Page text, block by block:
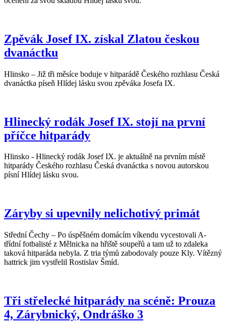
Zpěvák Josef IX. získal Zlatou českou
dvanáctku
Hlinsko – Již tři měsíce boduje v hitparádě Českého rozhlasu Česká
dvanáctka píseň Hlídej lásku svou zpěváka Josefa IX.
Hlinecký rodák Josef IX. stojí na první
příčce hitparády
Hlinsko - Hlinecký rodák Josef IX. je aktuálně na prvním místě
hitparády Českého rozhlasu Česká dvanáctka s novou autorskou
písní Hlídej lásku svou.
Záryby si upevnily nelichotivý primát
Střední Čechy – Po úspěšném domácím víkendu vycestovali A-
třídní fotbalisté z Mělnicka na hřiště soupeřů a tam už to zdaleka
taková hitparáda nebyla. Z tria týmů zabodovaly pouze Kly. Vítězný
hattrick jim vystřelil Rostislav Šmíd.
Tři střelecké hitparády na scéně: Prouza
4, Zárybnický, Ondráško 3